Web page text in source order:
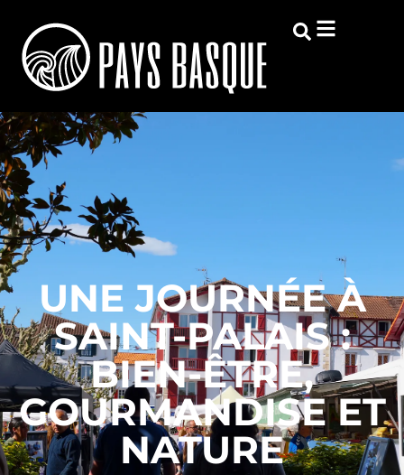
UNE JOURNÉE À
SAINT-PALAIS :
BIEN-ÊTRE,
GOURMANDISE ET
NATURE